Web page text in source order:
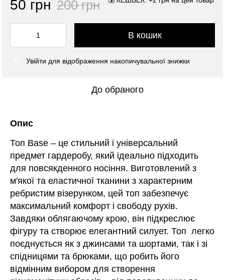
50 грн 200 грн
В кошик
Увійти для відображення накопичувальної знижки
До обраного
Опис
Топ Base – це стильний і універсальний
предмет гардеробу, який ідеально підходить
для повсякденного носіння. Виготовлений з
м'якої та еластичної тканини з характерним
ребристим візерунком, цей топ забезпечує
максимальний комфорт і свободу рухів.
Завдяки облягаючому крою, він підкреслює
фігуру та створює елегантний силует. Топ легко
поєднується як з джинсами та шортами, так і зі
спідницями та брюками, що робить його
відмінним вибором для створення